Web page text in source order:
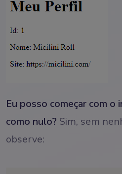
Eu posso começar com
como nulo? Sim, sem
observe: